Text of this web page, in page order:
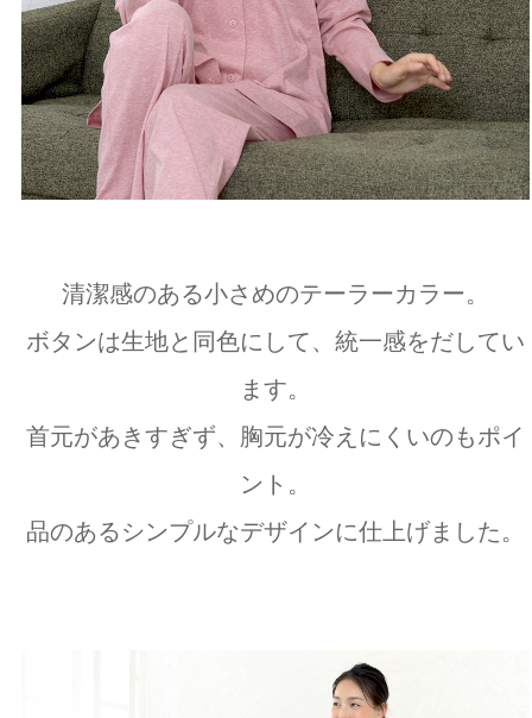
清潔感のある小さめのテーラーカラー。
ボタンは生地と同色にして、統一感をだしてい
ます。
首元があきすぎず、胸元が冷えにくいのもポイ
ント。
品のあるシンプルなデザインに仕上げました。